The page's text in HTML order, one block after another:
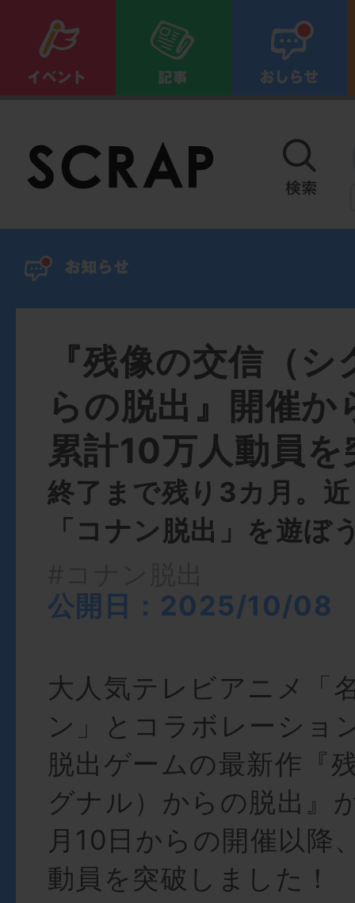
『残像の交信（
らの脱出』開催
累計10万人動員を
終了まで残り3カ月。
「コナン脱出」を遊ぼ
公開日：2025/10/08
大人気テレビアニメ「
ン」とコラボレーショ
脱出ゲームの最新作『
グナル）からの脱出』
月10日からの開催以降
動員を突破しました！